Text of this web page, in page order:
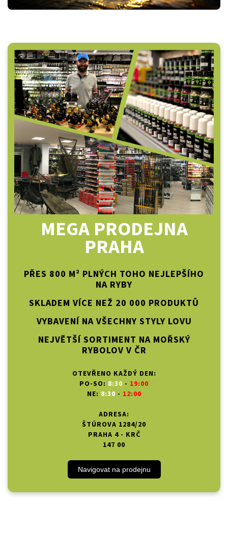
MEGA PRODEJNA
PRAHA
PŘES 800 M² PLNÝCH TOHO NEJLEPŠÍHO
NA RYBY
SKLADEM VÍCE NEŽ 20 000 PRODUKTŮ
VYBAVENÍ NA VŠECHNY STYLY LOVU
NEJVĚTŠÍ SORTIMENT NA MOŘSKÝ
RYBOLOV V ČR
OTEVŘENO KAŽDÝ DEN:
PO-SO: 8:30 - 19:00
NE: 8:30 - 12:00
ADRESA:
ŠTÚROVA 1284/20
PRAHA 4 - KRČ
147 00
Navigovat na prodejnu